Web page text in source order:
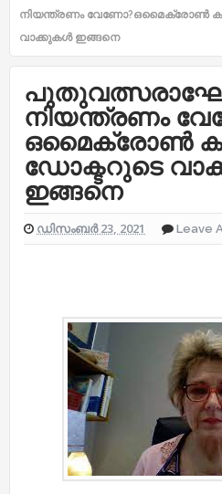
നിയന്ത്രണം വേണോ?ഒമൈക്രോണ്‍
വാക്കുകൾ ഇങ്ങനെ
നിയന്ത്രണം
ഒമൈക്രോണ്‍
ഡോക്ടറുടെ
ഇങ്ങനെ
ഡിസംബർ 23, 2021 Leave